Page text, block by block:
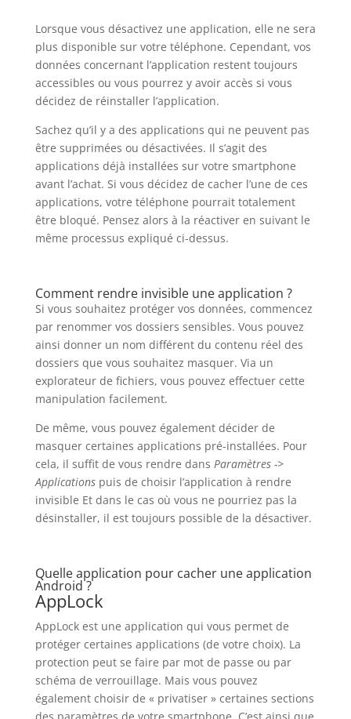
Lorsque vous désactivez une application, elle ne sera
plus disponible sur votre téléphone. Cependant, vos
données concernant l’application restent toujours
accessibles ou vous pourrez y avoir accès si vous
décidez de réinstaller l’application.
Sachez qu’il y a des applications qui ne peuvent pas
être supprimées ou désactivées. Il s’agit des
applications déjà installées sur votre smartphone
avant l’achat. Si vous décidez de cacher l’une de ces
applications, votre téléphone pourrait totalement
être bloqué. Pensez alors à la réactiver en suivant le
même processus expliqué ci-dessus.
Comment rendre invisible une application ?
Si vous souhaitez protéger vos données, commencez
par renommer vos dossiers sensibles. Vous pouvez
ainsi donner un nom différent du contenu réel des
dossiers que vous souhaitez masquer. Via un
explorateur de fichiers, vous pouvez effectuer cette
manipulation facilement.
De même, vous pouvez également décider de
masquer certaines applications pré-installées. Pour
cela, il suffit de vous rendre dans Paramètres ->
Applications puis de choisir l’application à rendre
invisible Et dans le cas où vous ne pourriez pas la
désinstaller, il est toujours possible de la désactiver.
Quelle application pour cacher une application
Android ?
AppLock
AppLock est une application qui vous permet de
protéger certaines applications (de votre choix). La
protection peut se faire par mot de passe ou par
schéma de verrouillage. Mais vous pouvez
également choisir de « privatiser » certaines sections